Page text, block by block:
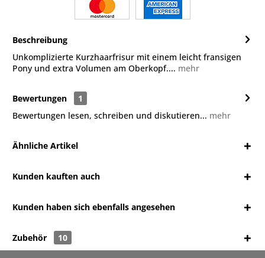
Beschreibung
Unkomplizierte Kurzhaarfrisur mit einem leicht fransigen
Pony und extra Volumen am Oberkopf.... mehr
Bewertungen
1
Bewertungen lesen, schreiben und diskutieren... mehr
Ähnliche Artikel
Kunden kauften auch
Kunden haben sich ebenfalls angesehen
Zubehör 10